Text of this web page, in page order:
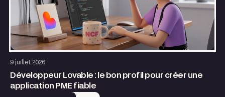
9 juillet 2026
Développeur Lovable : le bon profil pour créer une
application PME fiable